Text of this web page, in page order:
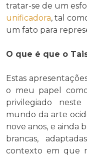
tratar-se de um
unificadora, tal
um fato para
O que é que o
Estas
o meu papel
privilegiado
mundo da arte
nove anos, e ainda
brancas,
contexto em que